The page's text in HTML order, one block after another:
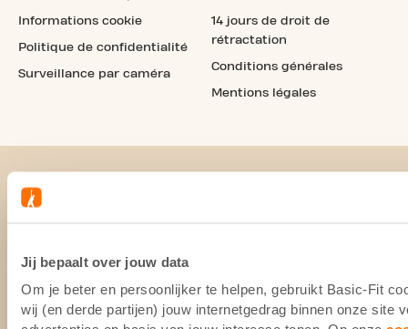
Jij bepaalt over jouw data
Om je beter en persoonlijker te helpen, gebruikt Basic-Fit
wij (en derde partijen) jouw internetgedrag binnen onze site
Informations cookie
Politique de confidentialité
Surveillance par caméra
14 jours de droit de
rétractation
Conditions générales
Mentions légales